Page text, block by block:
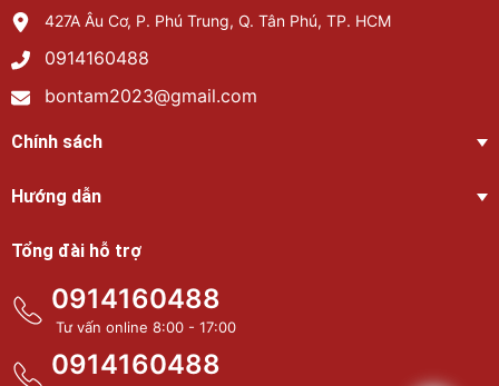
427A Âu Cơ, P. Phú Trung, Q. Tân Phú, TP. HCM
0914160488
bontam2023@gmail.com
Chính sách
Hướng dẫn
Tổng đài hỗ trợ
0914160488
Tư vấn online 8:00 - 17:00
0914160488